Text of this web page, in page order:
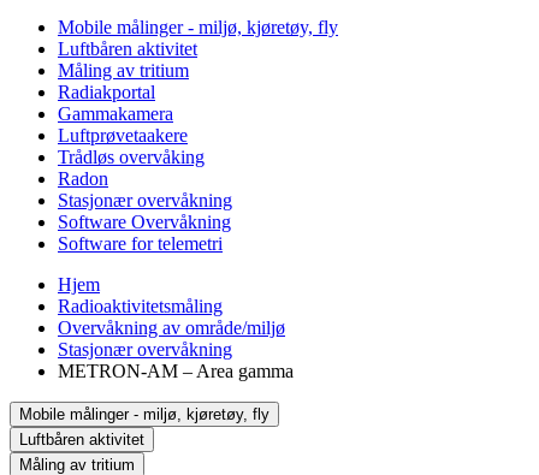
Mobile målinger - miljø, kjøretøy, fly
Luftbåren aktivitet
Måling av tritium
Radiakportal
Gammakamera
Luftprøvetaakere
Trådløs overvåking
Radon
Stasjonær overvåkning
Software Overvåkning
Software for telemetri
Hjem
Radioaktivitetsmåling
Overvåkning av område/miljø
Stasjonær overvåkning
METRON-AM – Area gamma
Mobile målinger - miljø, kjøretøy, fly
Luftbåren aktivitet
Måling av tritium